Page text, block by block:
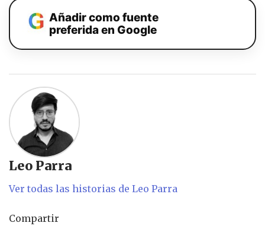
Añadir como fuente
preferida en Google
Leo Parra
Ver todas las historias de Leo Parra
Compartir